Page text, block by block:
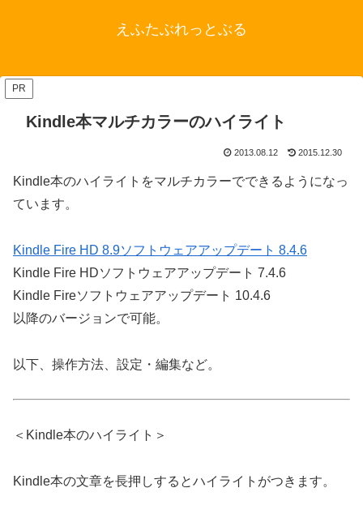
えふたぶれっとぶる
PR
Kindle本マルチカラーのハイライト
2013.08.12 2015.12.30
Kindle本のハイライトをマルチカラーでできるようになっ
ています。
Kindle Fire HD 8.9ソフトウェアアップデート 8.4.6
Kindle Fire HDソフトウェアアップデート 7.4.6
Kindle Fireソフトウェアアップデート 10.4.6
以降のバージョンで可能。
以下、操作方法、設定・編集など。
＜Kindle本のハイライト＞
Kindle本の文章を長押しするとハイライトがつきます。